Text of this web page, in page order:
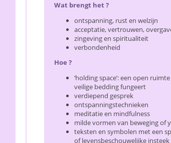
Wat brengt het ?
ontspanning, rust en welzijn
acceptatie, vertrouwen,
zingeving en spiritualiteit
verbondenheid
Hoe ?
‘holding space’: een open
veilige bedding fungeert
verdiepend gesprek
ontspanningstechnieken
meditatie en mindfulness
milde vormen van beweging of
teksten en symbolen met een
of levensbeschouwelijke insteek